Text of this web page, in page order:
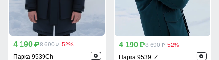
4 190 p8 690 p-52%
Парка 9539Ch
4 190 p8 690 p-52%
Парка 9539TZ